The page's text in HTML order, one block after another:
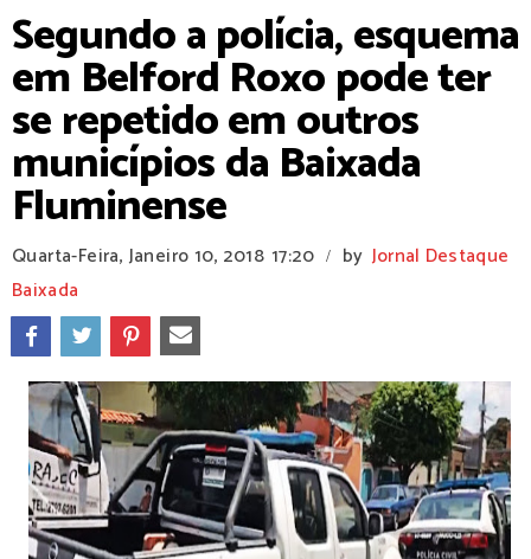
Segundo a polícia, esquema
em Belford Roxo pode ter
se repetido em outros
municípios da Baixada
Fluminense
Quarta-Feira, Janeiro 10, 2018 17:20 / by Jornal Destaque
Baixada